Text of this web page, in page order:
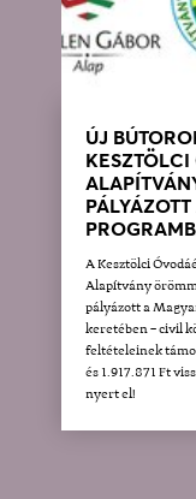
ÚJ
A Kesztölci
Alapítvány
pályázott a
keretében – civil
feltételeinek
és 1.917.871 Ft
nyert el!